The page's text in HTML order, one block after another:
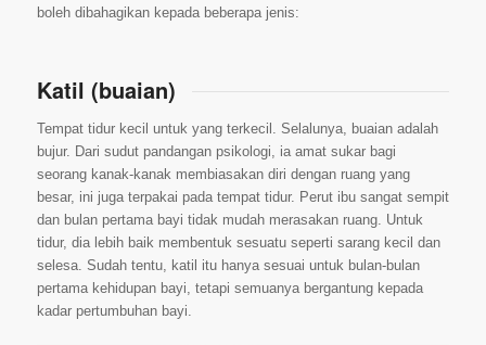
boleh dibahagikan kepada beberapa jenis:
Katil (buaian)
Tempat tidur kecil untuk yang terkecil. Selalunya, buaian adalah
bujur. Dari sudut pandangan psikologi, ia amat sukar bagi
seorang kanak-kanak membiasakan diri dengan ruang yang
besar, ini juga terpakai pada tempat tidur. Perut ibu sangat sempit
dan bulan pertama bayi tidak mudah merasakan ruang. Untuk
tidur, dia lebih baik membentuk sesuatu seperti sarang kecil dan
selesa. Sudah tentu, katil itu hanya sesuai untuk bulan-bulan
pertama kehidupan bayi, tetapi semuanya bergantung kepada
kadar pertumbuhan bayi.